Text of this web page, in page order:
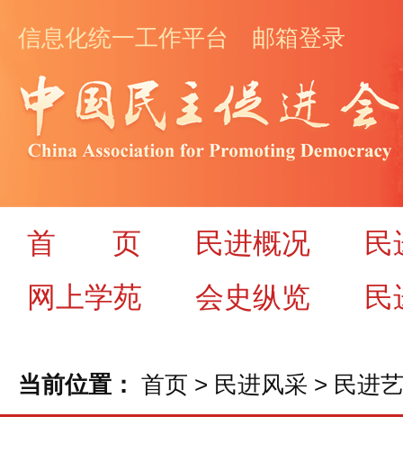
信息化统一工作平台 邮箱登录
首 页 民进概况
民
网上学苑
会史纵览 民
当前位置： 首页 > 民进风采 > 民进